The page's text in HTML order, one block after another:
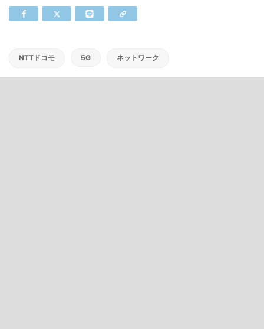
NTTドコモ 5G ネットワーク